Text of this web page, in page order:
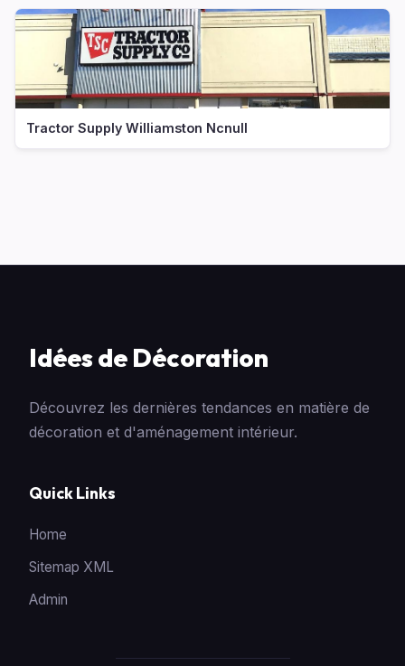
Tractor Supply Williamston Ncnull
Idées de Décoration
Découvrez les dernières tendances en matière de
décoration et d'aménagement intérieur.
Quick Links
Home
Sitemap XML
Admin